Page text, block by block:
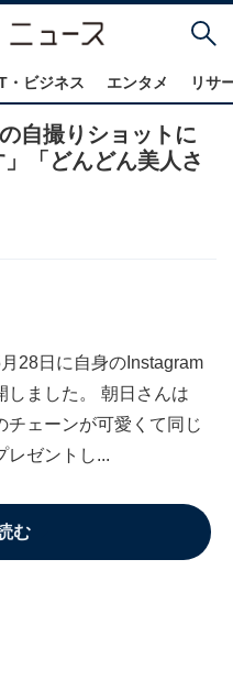
・ビジネス エンタメ リサ
自撮りショットに
「どんどん美人さ
28日に自身のInstagram
しました。 朝日さんは
チェーンが可愛くて同じ
レゼントし...
む